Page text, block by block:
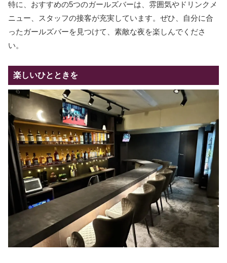
特に、おすすめの5つのガールズバーは、雰囲気やドリンクメ
ニュー、スタッフの接客が充実しています。ぜひ、自分に合
ったガールズバーを見つけて、素敵な夜を楽しんでくださ
い。
楽しいひとときを